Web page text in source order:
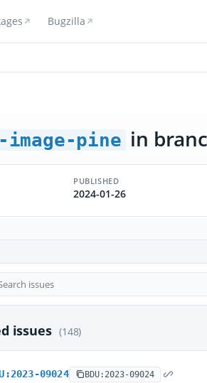
Bugzilla
image-pine in
PUBLISHED
2024-01-26
issues (148)
09024 BDU:2023-09024